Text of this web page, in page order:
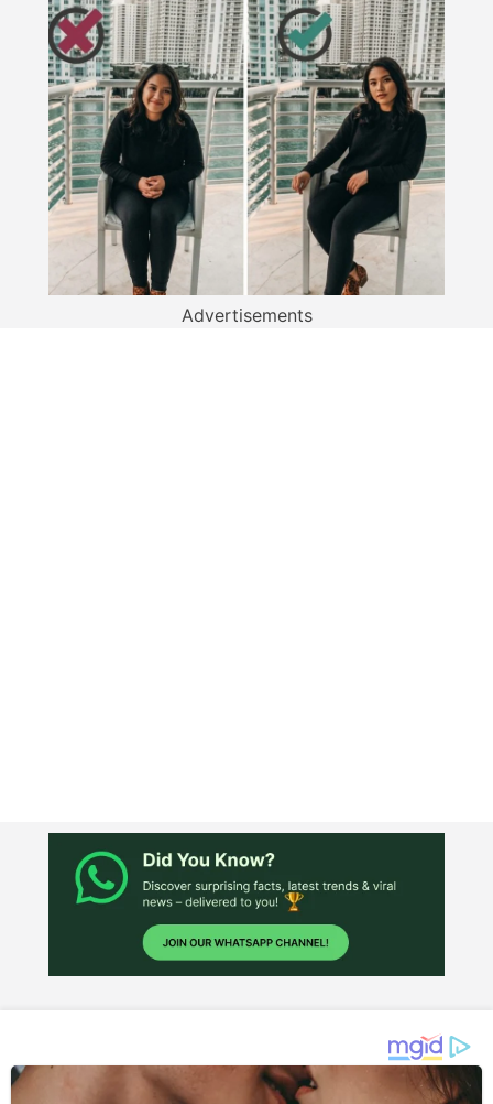
Advertisements